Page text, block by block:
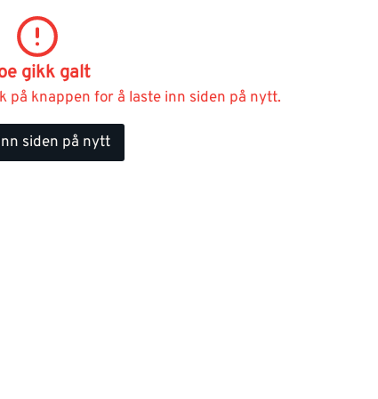
gikk galt
på knappen for å laste inn siden på nytt.
siden på nytt